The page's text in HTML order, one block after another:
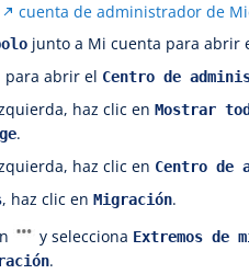
cuenta de administrador de
junto a Mi cuenta para abrir
para abrir el Centro de
haz clic en Mostrar
.
haz clic en Centro de
, haz clic en Migración.
y selecciona Extremos de
.